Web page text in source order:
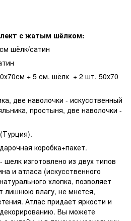
с жатым шёлком:
шёлк/сатин
+ 5 см. шёлк + 2 шт. 50х70
две наволочки - искусственный
простыня, две наволочки -
коробка+пакет.
изготовлено из двух типов
и атласа (искусственного
хлопка, позволяет
лишнюю влагу, не мнется,
Атлас придает яркости и
Вы можете